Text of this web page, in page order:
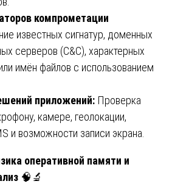
компрометации
известных сигнатур, доменных
серверов (C&C), характерных
имён файлов с использованием
приложений: Проверка
камере, геолокации,
и возможности записи экрана.
оперативной памяти и
🧠🔬